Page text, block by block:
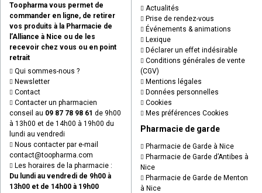
Toopharma vous permet de
commander en ligne, de retirer
vos produits à la Pharmacie de
l’Alliance à Nice ou de les
recevoir chez vous ou en point
retrait
Qui sommes-nous ?
Newsletter
Contact
Contacter un pharmacien
conseil au 09 87 78 98 61 de 9h00
à 13h00 et de 14h00 à 19h00 du
lundi au vendredi
Nous contacter par e-mail
contact@toopharma.com
Les horaires de la pharmacie :
Du lundi au vendredi de 9h00 à
13h00 et de 14h00 à 19h00
Actualités
Prise de rendez-vous
Événements & animations
Lexique
Déclarer un effet indésirable
Conditions générales de vente
(CGV)
Mentions légales
Données personnelles
Cookies
Mes préférences Cookies
Pharmacie de garde
Pharmacie de Garde à Nice
Pharmacie de Garde d’Antibes à
Nice
Pharmacie de Garde de Menton
à Nice